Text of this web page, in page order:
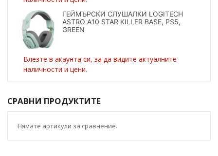
ГЕЙМЪРСКИ СЛУШАЛКИ LOGITECH
ASTRO A10 STAR KILLER BASE, PS5,
GREEN
Влезте в акаунта си, за да видите актуалните
наличности и цени.
СРАВНИ ПРОДУКТИТЕ
Нямате артикули за сравнение.